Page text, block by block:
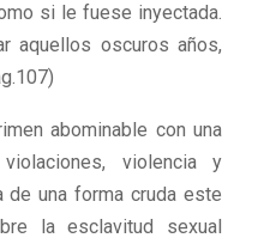
si le fuese inyectada.
aquellos oscuros años,
abominable con una
violencia y
una forma cruda este
la esclavitud sexual